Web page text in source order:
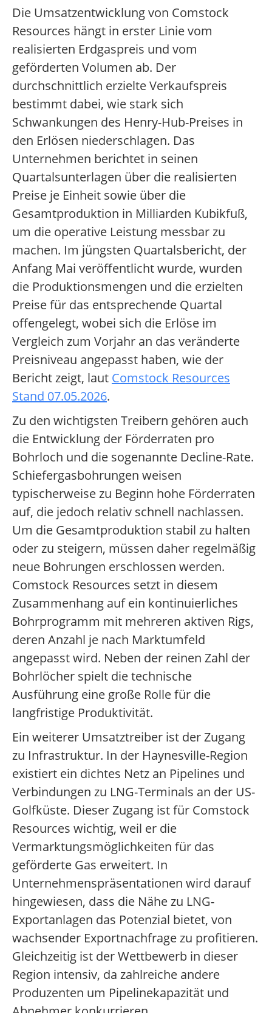
Die Umsatzentwicklung von Comstock
Resources hängt in erster Linie vom
realisierten Erdgaspreis und vom
geförderten Volumen ab. Der
durchschnittlich erzielte Verkaufspreis
bestimmt dabei, wie stark sich
Schwankungen des Henry-Hub-Preises in
den Erlösen niederschlagen. Das
Unternehmen berichtet in seinen
Quartalsunterlagen über die realisierten
Preise je Einheit sowie über die
Gesamtproduktion in Milliarden Kubikfuß,
um die operative Leistung messbar zu
machen. Im jüngsten Quartalsbericht, der
Anfang Mai veröffentlicht wurde, wurden
die Produktionsmengen und die erzielten
Preise für das entsprechende Quartal
offengelegt, wobei sich die Erlöse im
Vergleich zum Vorjahr an das veränderte
Preisniveau angepasst haben, wie der
Bericht zeigt, laut Comstock Resources
Stand 07.05.2026.
Zu den wichtigsten Treibern gehören auch
die Entwicklung der Förderraten pro
Bohrloch und die sogenannte Decline-Rate.
Schiefergasbohrungen weisen
typischerweise zu Beginn hohe Förderraten
auf, die jedoch relativ schnell nachlassen.
Um die Gesamtproduktion stabil zu halten
oder zu steigern, müssen daher regelmäßig
neue Bohrungen erschlossen werden.
Comstock Resources setzt in diesem
Zusammenhang auf ein kontinuierliches
Bohrprogramm mit mehreren aktiven Rigs,
deren Anzahl je nach Marktumfeld
angepasst wird. Neben der reinen Zahl der
Bohrlöcher spielt die technische
Ausführung eine große Rolle für die
langfristige Produktivität.
Ein weiterer Umsatztreiber ist der Zugang
zu Infrastruktur. In der Haynesville-Region
existiert ein dichtes Netz an Pipelines und
Verbindungen zu LNG-Terminals an der US-
Golfküste. Dieser Zugang ist für Comstock
Resources wichtig, weil er die
Vermarktungsmöglichkeiten für das
geförderte Gas erweitert. In
Unternehmenspräsentationen wird darauf
hingewiesen, dass die Nähe zu LNG-
Exportanlagen das Potenzial bietet, von
wachsender Exportnachfrage zu profitieren.
Gleichzeitig ist der Wettbewerb in dieser
Region intensiv, da zahlreiche andere
Produzenten um Pipelinekapazität und